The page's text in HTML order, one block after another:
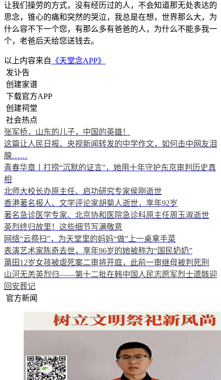
让我们操劳的方式，没有经历过的人，不会知道那无处表达的
思念，锥心的痛和突然的哭泣，我总是在想，世界那么大，为
什么容不下一个您，有那么多有爸爸的人，为什么不能多我一
个，老爸后天给您送钱去。
以上内容来自 《天堂念APP》
发讣告
创建家谱
下载官方APP
创建祠堂
社会热点
张军桥，山东的儿子，中国的英雄！
这篇让人民日报、央视新闻转发的中学作文，如何击中网友泪
腺……
青春华章丨打捞“沉默的证言”，她用十年守护东京审判历史真
相
北师大校长办原主任、启功研究专家侯刚逝世
香港著名报人、文学评论家胡菊人逝世，享年92岁
著名急诊医学专家、北京协和医院急诊科原主任周玉淑逝世
英烈终归故里！这些细节写满敬意
网络“云祭扫”，为天堂里的妈妈“做”上一桌拿手菜
表演艺术家陈奇去世，享年96岁的她被称为“国民奶奶”
莆田12岁女孩被虐死案二审将开庭，此前一审继母被判死刑
山河无恙英烈归——第十二批在韩中国人民志愿军烈士遗骸迎
回安葬记
官方新闻